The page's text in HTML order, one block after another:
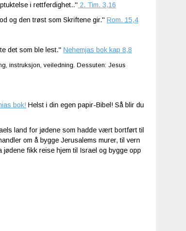
i rettferdighet.." 2. Tim. 3,16
og den trøst som Skriftene gir."Rom. 15,4
det som ble lest."Nehemjas bok kap 8,8
instruksjon, veiledning. Dessuten: Jesus
bok! Helst i din egen papir-Bibel! Så blir du
land for jødene som hadde vært bortført til
om å bygge Jerusalems murer, til vern
fikk reise hjem til Israel og bygge opp